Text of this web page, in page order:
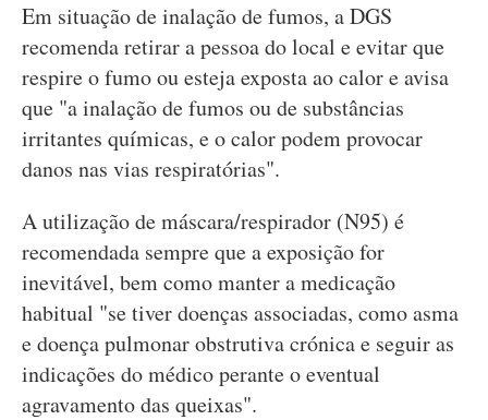
Em situação de inalação de fumos, a DGS
recomenda retirar a pessoa do local e evitar que
respire o fumo ou esteja exposta ao calor e avisa
que "a inalação de fumos ou de substâncias
irritantes químicas, e o calor podem provocar
danos nas vias respiratórias".
A utilização de máscara/respirador (N95) é
recomendada sempre que a exposição for
inevitável, bem como manter a medicação
habitual "se tiver doenças associadas, como asma
e doença pulmonar obstrutiva crónica e seguir as
indicações do médico perante o eventual
agravamento das queixas".